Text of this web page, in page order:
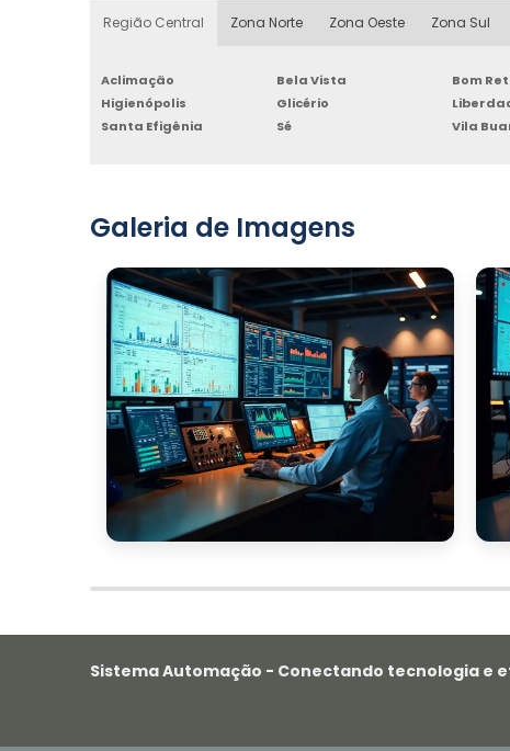
Região Central Zona Norte Zona Oeste Zona Sul
Aclimação Bela Vista Bom
Higienópolis
Glicério
Santa Efigênia
Sé Vila
Galeria de Imagens
Sistema Automação - Conectando tecnologia e